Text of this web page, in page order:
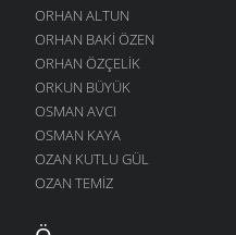
24 TEMMUZ 2004
ORHAN ALTUN
ORHAN BAKI ÖZEN
ORHAN ÖZÇELIK
ORKUN BÜYÜK
OSMAN AVCI
OSMAN KAYA
OZAN KUTLU GÜL
OZAN TEMIZ